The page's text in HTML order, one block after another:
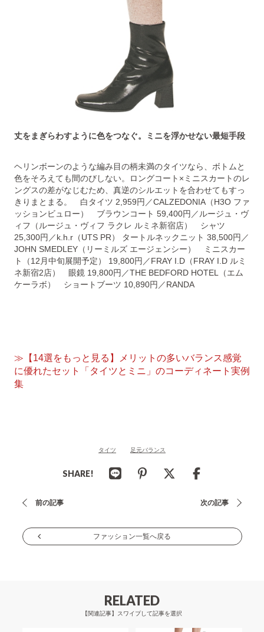
丈をまぎらわすように色をつなぐ。ミニを浮かせない最短手段
ヘリンボーンのような編み目の柄未満のタイツなら、ボトムと
色をそろえても間のびしない。ロングコート×ミニスカートのレ
ングスの差がなじむため、真逆のシルエットを合わせてもすっ
きりまとまる。 白タイツ 2,959円／CALZEDONIA（H3O ファ
ッションビュロー） ブラウンコート 59,400円／ルージュ・ヴ
ィフ（ルージュ・ヴィフ ラクレ ルミネ新宿店） シャツ
25,300円／k.h.r（UTS PR） タートルネックニット 38,500円／
JOHN SMEDLEY（リーミルズ エージェンシー） ミニスカー
ト（12月中旬展開予定） 19,800円／FRAY I.D（FRAY I.D ルミ
ネ新宿2店） 眼鏡 19,800円／THE BEDFORD HOTEL（エム
ケーラボ） ショートブーツ 10,890円／RANDA
≫【14選をもっと見る】メリットの多いバランス感覚
に優れたセット「タイツとミニ」のコーディネート実例
集
タイツ 足元バランス
SHARE!
投
ナ
前の記事 次の記事
ファッション一覧へ戻る
RELATED
【関連記事】スワイプして記事を選択